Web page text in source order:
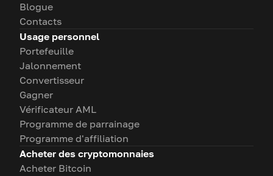
Blogue
Contacts
Usage personnel
Portefeuille
Jalonnement
Convertisseur
Gagner
Vérificateur AML
Programme de parrainage
Programme d'affiliation
Acheter des cryptomonnaies
Acheter Bitcoin